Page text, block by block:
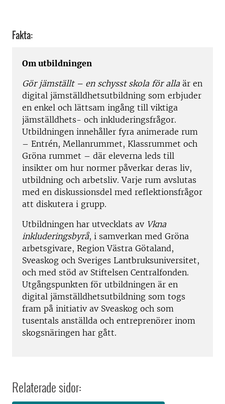
Fakta:
Om utbildningen
Gör jämställt – en schysst skola för alla är en
digital jämställdhetsutbildning som erbjuder
en enkel och lättsam ingång till viktiga
jämställdhets- och inkluderingsfrågor.
Utbildningen innehåller fyra animerade rum
– Entrén, Mellanrummet, Klassrummet och
Gröna rummet – där eleverna leds till
insikter om hur normer påverkar deras liv,
utbildning och arbetsliv. Varje rum avslutas
med en diskussionsdel med reflektionsfrågor
att diskutera i grupp.
Utbildningen har utvecklats av Vkna
inkluderingsbyrå, i samverkan med Gröna
arbetsgivare, Region Västra Götaland,
Sveaskog och Sveriges Lantbruksuniversitet,
och med stöd av Stiftelsen Centralfonden.
Utgångspunkten för utbildningen är en
digital jämställdhetsutbildning som togs
fram på initiativ av Sveaskog och som
tusentals anställda och entreprenörer inom
skogsnäringen har gått.
Relaterade sidor: